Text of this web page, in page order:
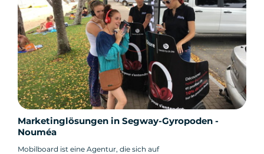
Marketinglösungen in Segway-Gyropoden -
Nouméa
Mobilboard ist eine Agentur, die sich auf